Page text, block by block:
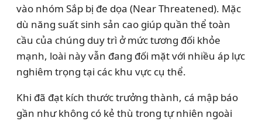
vào nhóm Sắp bị đe dọa (Near Threatened). Mặc
dù năng suất sinh sản cao giúp quần thể toàn
cầu của chúng duy trì ở mức tương đối khỏe
mạnh, loài này vẫn đang đối mặt với nhiều áp lực
nghiêm trọng tại các khu vực cụ thể.
Khi đã đạt kích thước trưởng thành, cá mập báo
gần như không có kẻ thù trong tự nhiên ngoài